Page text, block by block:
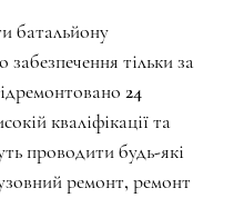
батальйону
забезпечення тільки за
24
кваліфікації та
проводити будь-які
ремонт, ремонт